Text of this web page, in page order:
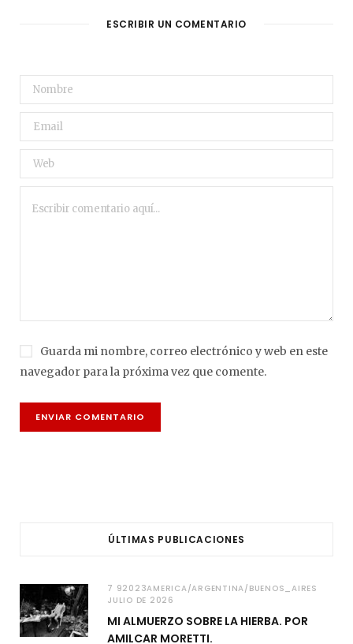
ESCRIBIR UN COMENTARIO
Guarda mi nombre, correo electrónico y web en este
navegador para la próxima vez que comente.
ÚLTIMAS PUBLICACIONES
7 92023AMERICA/ARGENTINA/BUENOS_AIRES
JULIO DE 2026
MI ALMUERZO SOBRE LA HIERBA. POR
AMILCAR MORETTI.